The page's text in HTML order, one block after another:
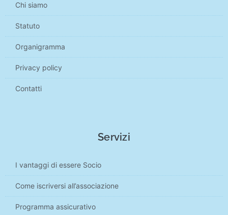
Chi siamo
Statuto
Organigramma
Privacy policy
Contatti
Servizi
I vantaggi di essere Socio
Come iscriversi all’associazione
Programma assicurativo